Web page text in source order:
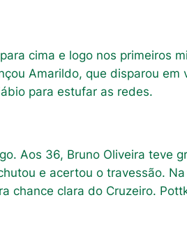
cima e logo nos primeiros
Amarildo, que disparou
para estufar as redes.
Aos 36, Bruno Oliveira teve
e acertou o travessão.
chance clara do Cruzeiro.